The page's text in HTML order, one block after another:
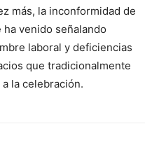
más, la inconformidad de
venido señalando
laboral y deficiencias
que tradicionalmente
la celebración.